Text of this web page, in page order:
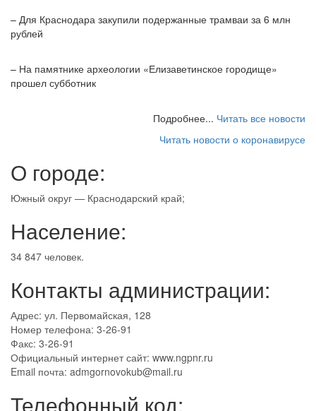
– Для Краснодара закупили подержанные трамваи за 6 млн
рублей
– На памятнике археологии «Елизаветинское городище»
прошел субботник
Подробнее... Читать все новости
Читать новости о коронавирусе
О городе:
Южный округ — Краснодарский край;
Население:
34 847 человек.
Контакты администрации:
Адрес: ул. Первомайская, 128
Номер телефона: 3-26-91
Факс: 3-26-91
Официальный интернет сайт: www.ngpnr.ru
Email почта: admgornovokub@mail.ru
Телефонный код: